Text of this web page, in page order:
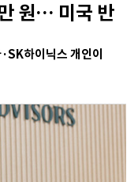
원… 미국 반
하이닉스 개인이